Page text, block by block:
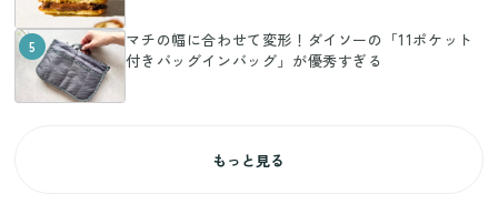
5
マチの幅に合わせて変形！ダイソーの「11ポケット
付きバッグインバッグ」が優秀すぎる
もっと見る